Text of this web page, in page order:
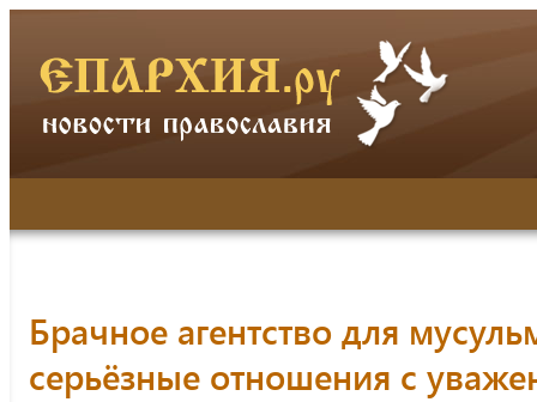
Брачное агентство для
серьёзные отношения с